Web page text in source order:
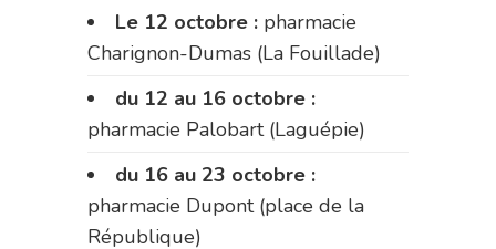
Le 12 octobre : pharmacie
Charignon-Dumas (La Fouillade)
du 12 au 16 octobre :
pharmacie Palobart (Laguépie)
du 16 au 23 octobre :
pharmacie Dupont (place de la
République)